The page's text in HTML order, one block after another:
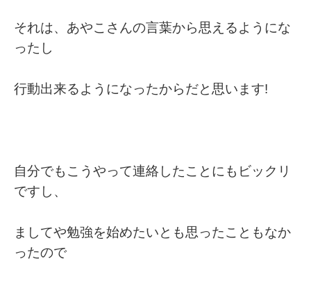
それは、あやこさんの言葉から思えるようにな
ったし
行動出来るようになったからだと思います!
自分でもこうやって連絡したことにもビックリ
ですし、
ましてや勉強を始めたいとも思ったこともなか
ったので